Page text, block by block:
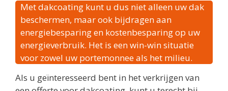
Met dakcoating kunt u dus niet alleen uw dak
beschermen, maar ook bijdragen aan
energiebesparing en kostenbesparing op uw
energieverbruik. Het is een win-win situatie
voor zowel uw portemonnee als het milieu.
Als u geïnteresseerd bent in het verkrijgen van